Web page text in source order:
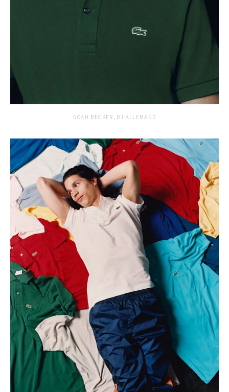
NOAH BECKER, DJ ALLEMAND